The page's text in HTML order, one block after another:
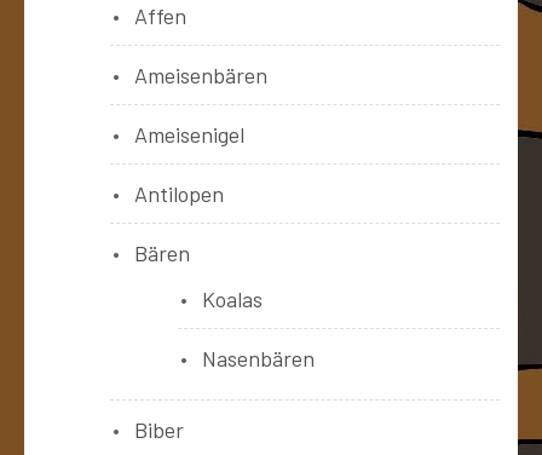
Affen
Ameisenbären
Ameisenigel
Antilopen
Bären
Koalas
Nasenbären
Biber